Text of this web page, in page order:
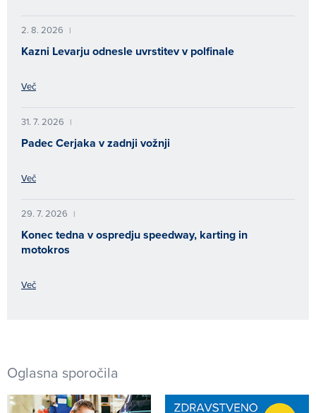
2. 8. 2026 |
Kazni Levarju odnesle uvrstitev v polfinale
Več
31. 7. 2026 |
Padec Cerjaka v zadnji vožnji
Več
29. 7. 2026 |
Konec tedna v ospredju speedway, karting in
motokros
Več
Oglasna sporočila